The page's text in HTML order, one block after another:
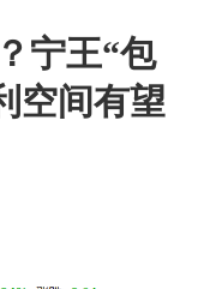
宁王“包
空间有望